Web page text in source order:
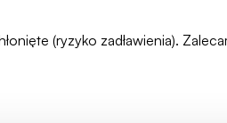
(ryzyko zadławienia).